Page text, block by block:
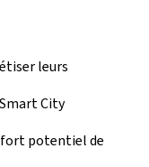
leurs
Smart City
fort potentiel de